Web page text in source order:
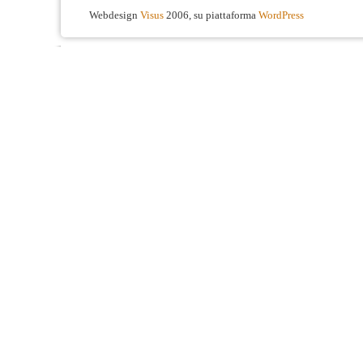
Webdesign Visus 2006, su piattaforma WordPress